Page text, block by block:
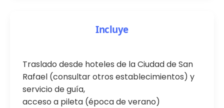
Incluye
Traslado desde hoteles de la Ciudad de San
Rafael (consultar otros establecimientos) y
servicio de guía,
acceso a pileta (época de verano)